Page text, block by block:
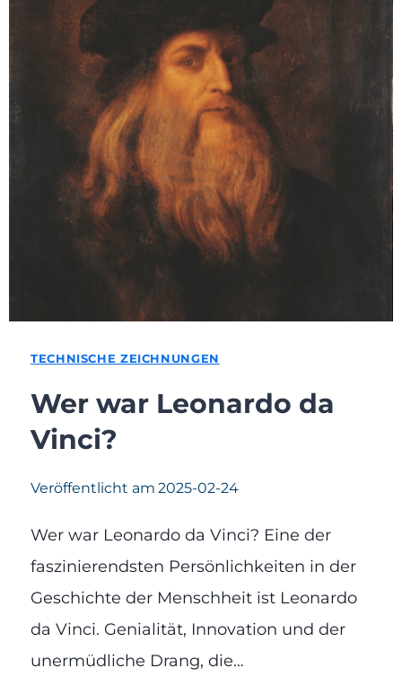
TECHNISCHE ZEICHNUNGEN
Wer war Leonardo da
Vinci?
Veröffentlicht am 2025-02-24
Wer war Leonardo da Vinci? Eine der
faszinierendsten Persönlichkeiten in der
Geschichte der Menschheit ist Leonardo
da Vinci. Genialität, Innovation und der
unermüdliche Drang, die…